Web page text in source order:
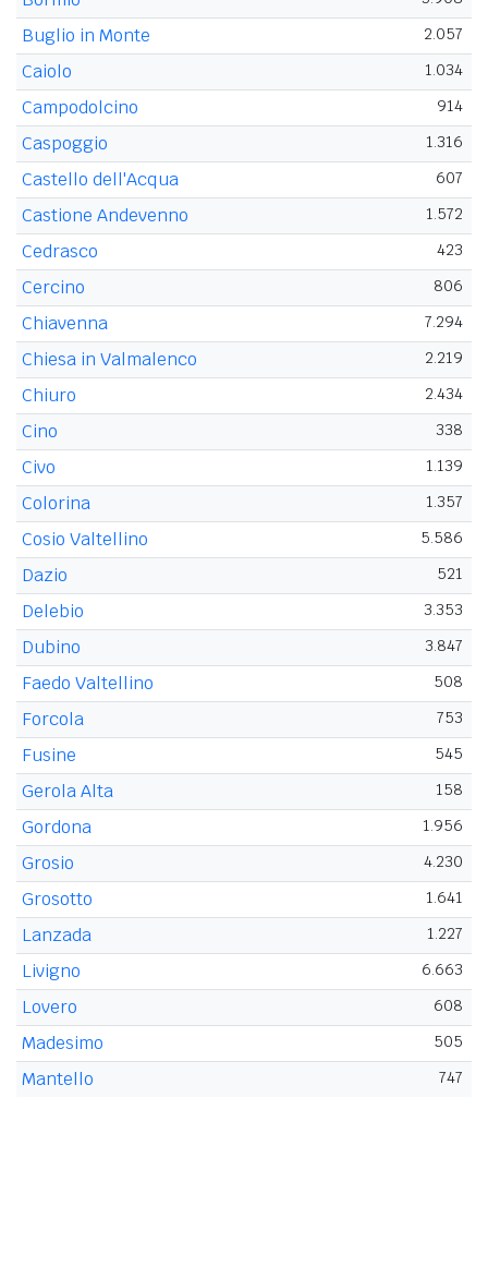
Buglio in Monte 2.057
Caiolo 1.034
Campodolcino 914
Caspoggio 1.316
Castello dell'Acqua 607
Castione Andevenno 1.572
Cedrasco 423
Cercino 806
Chiavenna 7.294
Chiesa in Valmalenco 2.219
Chiuro 2.434
Cino 338
Civo 1.139
Colorina 1.357
Cosio Valtellino 5.586
Dazio 521
Delebio 3.353
Dubino 3.847
Faedo Valtellino 508
Forcola 753
Fusine 545
Gerola Alta 158
Gordona 1.956
Grosio 4.230
Grosotto 1.641
Lanzada 1.227
Livigno 6.663
Lovero 608
Madesimo 505
Mantello 747